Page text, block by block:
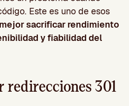
Este es uno de esos
sacrificar rendimiento
y fiabilidad del
redirecciones 301